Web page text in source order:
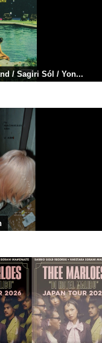
/ Sagiri Sól / Yon...